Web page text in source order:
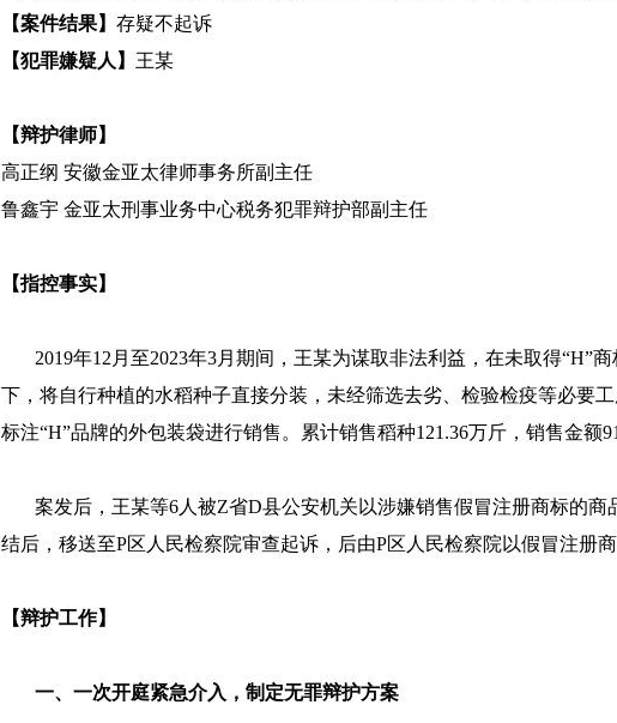
【案件结果】 存疑不起诉
【犯罪嫌疑人】 王某
【辩护律师】
高正纲 安徽金亚太律师事务所副主任
鲁鑫宇 金亚太刑事业务中心税务犯罪辩护部副主任
【指控事实】
2019年12月至2023年3月期间，王某为谋取非法利益，在未取得“H”
下，将自行种植的水稻种子直接分装，未经筛选去劣、检验检疫等必要
标注“H”品牌的外包装袋进行销售。累计销售稻种121.36万斤，销售金额
案发后，王某等6人被Z省D县公安机关以涉嫌销售假冒注册商标的商
结后，移送至P区人民检察院审查起诉，后由P区人民检察院以假冒注册商
【辩护工作】
一、一次开庭紧急介入，制定无罪辩护方案